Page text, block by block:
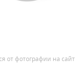
от фотографии на